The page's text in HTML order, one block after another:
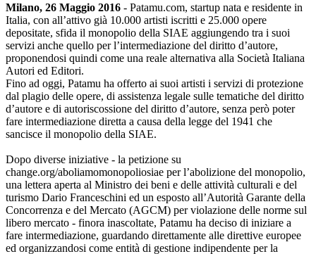
Milano, 26 Maggio 2016 - Patamu.com, startup nata e residente in
Italia, con all’attivo già 10.000 artisti iscritti e 25.000 opere
depositate, sfida il monopolio della SIAE aggiungendo tra i suoi
servizi anche quello per l’intermediazione del diritto d’autore,
proponendosi quindi come una reale alternativa alla Società Italiana
Autori ed Editori.
Fino ad oggi, Patamu ha offerto ai suoi artisti i servizi di protezione
dal plagio delle opere, di assistenza legale sulle tematiche del diritto
d’autore e di autoriscossione del diritto d’autore, senza però poter
fare intermediazione diretta a causa della legge del 1941 che
sancisce il monopolio della SIAE.
Dopo diverse iniziative - la petizione su
change.org/aboliamomonopoliosiae per l’abolizione del monopolio,
una lettera aperta al Ministro dei beni e delle attività culturali e del
turismo Dario Franceschini ed un esposto all’Autorità Garante della
Concorrenza e del Mercato (AGCM) per violazione delle norme sul
libero mercato - finora inascoltate, Patamu ha deciso di iniziare a
fare intermediazione, guardando direttamente alle direttive europee
ed organizzandosi come entità di gestione indipendente per la